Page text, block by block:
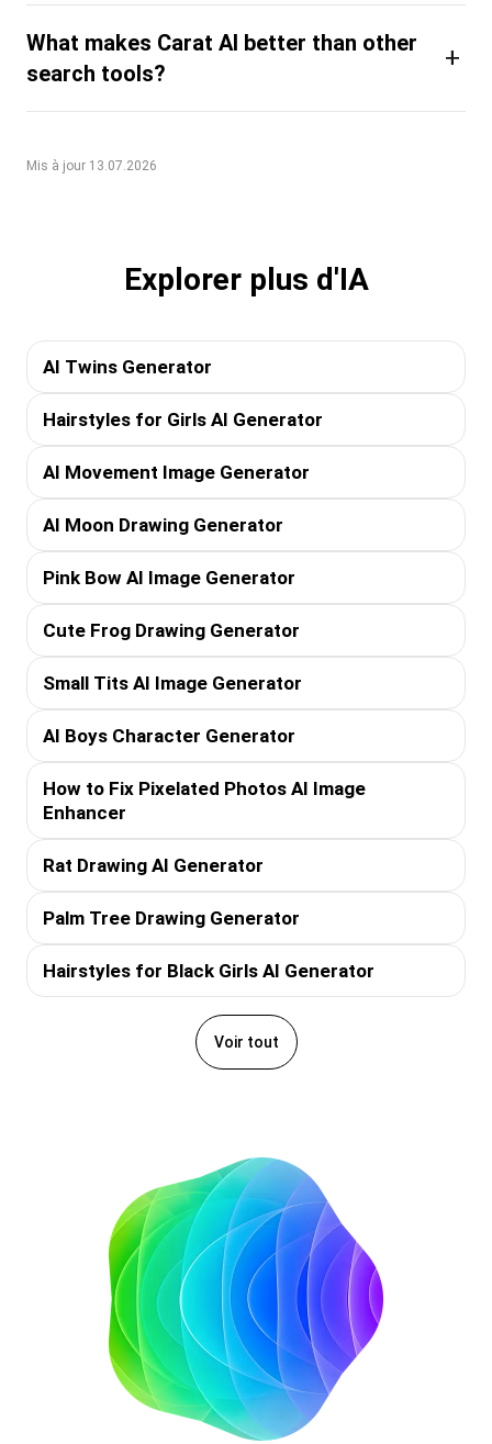
What makes Carat AI better than other
search tools?
+
Mis à jour 13.07.2026
Explorer plus d'IA
AI Twins Generator
Hairstyles for Girls AI Generator
AI Movement Image Generator
AI Moon Drawing Generator
Pink Bow AI Image Generator
Cute Frog Drawing Generator
Small Tits AI Image Generator
AI Boys Character Generator
How to Fix Pixelated Photos AI Image
Enhancer
Rat Drawing AI Generator
Palm Tree Drawing Generator
Hairstyles for Black Girls AI Generator
Voir tout